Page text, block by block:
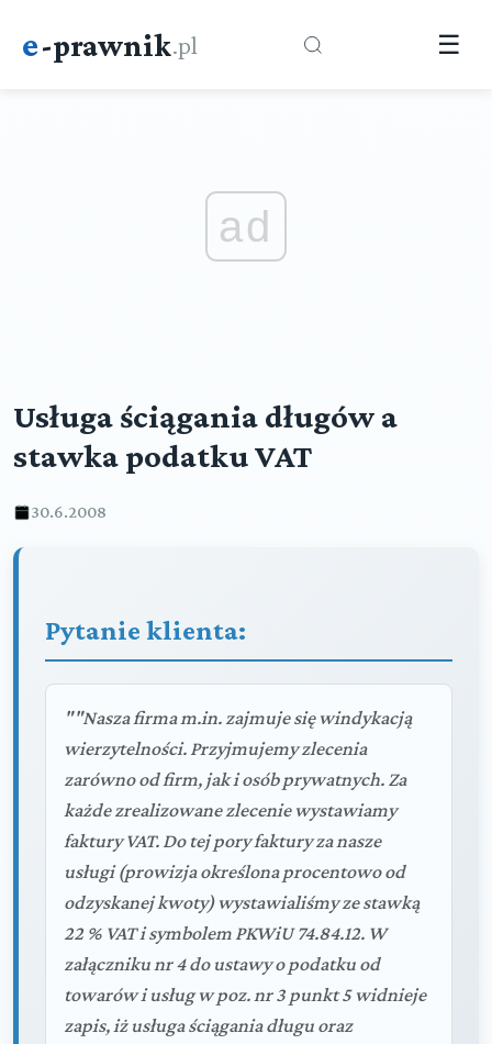
e-prawnik.pl ☰
ad
Usługa ściągania długów a
stawka podatku VAT
30.6.2008
Pytanie klienta:
""Nasza firma m.in. zajmuje się windykacją
wierzytelności. Przyjmujemy zlecenia
zarówno od firm, jak i osób prywatnych. Za
każde zrealizowane zlecenie wystawiamy
faktury VAT. Do tej pory faktury za nasze
usługi (prowizja określona procentowo od
odzyskanej kwoty) wystawialiśmy ze stawką
22 % VAT i symbolem PKWiU 74.84.12. W
załączniku nr 4 do ustawy o podatku od
towarów i usług w poz. nr 3 punkt 5 widnieje
zapis, iż usługa ściągania długu oraz